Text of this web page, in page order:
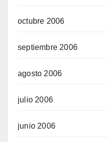
octubre 2006
septiembre 2006
agosto 2006
julio 2006
junio 2006